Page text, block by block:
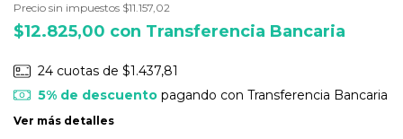
Precio sin impuestos $11.157,02
$12.825,00 con Transferencia Bancaria
24 cuotas de $1.437,81
5% de descuentopagando con Transferencia Bancaria
Ver más detalles